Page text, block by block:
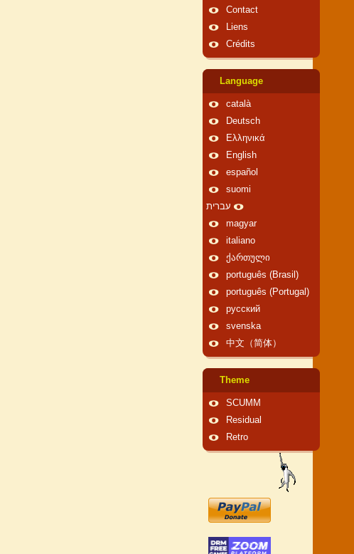
Contact
Liens
Crédits
Language
català
Deutsch
Ελληνικά
English
español
suomi
עברית
magyar
italiano
ქართული
português (Brasil)
português (Portugal)
русский
svenska
中文（简体）
Theme
SCUMM
Residual
Retro